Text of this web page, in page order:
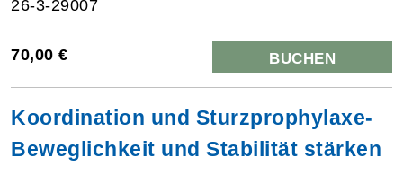
26-3-29007
70,00 € BUCHEN
Koordination und Sturzprophylaxe-
Beweglichkeit und Stabilität stärken